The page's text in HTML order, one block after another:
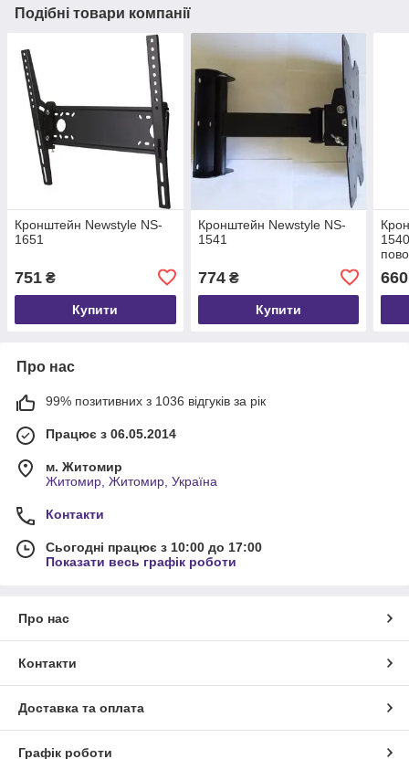
Подібні товари компанії
Кронштейн Newstyle NS-
1651
751 ₴
Купити
Кронштейн Newstyle NS-
1541
774₴
Купити
660
Про нас
99% позитивних з 1036 відгуків за рік
Працює з 06.05.2014
м. Житомир
Житомир, Житомир, Україна
Контакти
Сьогодні працює з 10:00 до 17:00
Показати весь графік роботи
Про нас
Контакти
Доставка та оплата
Графік роботи